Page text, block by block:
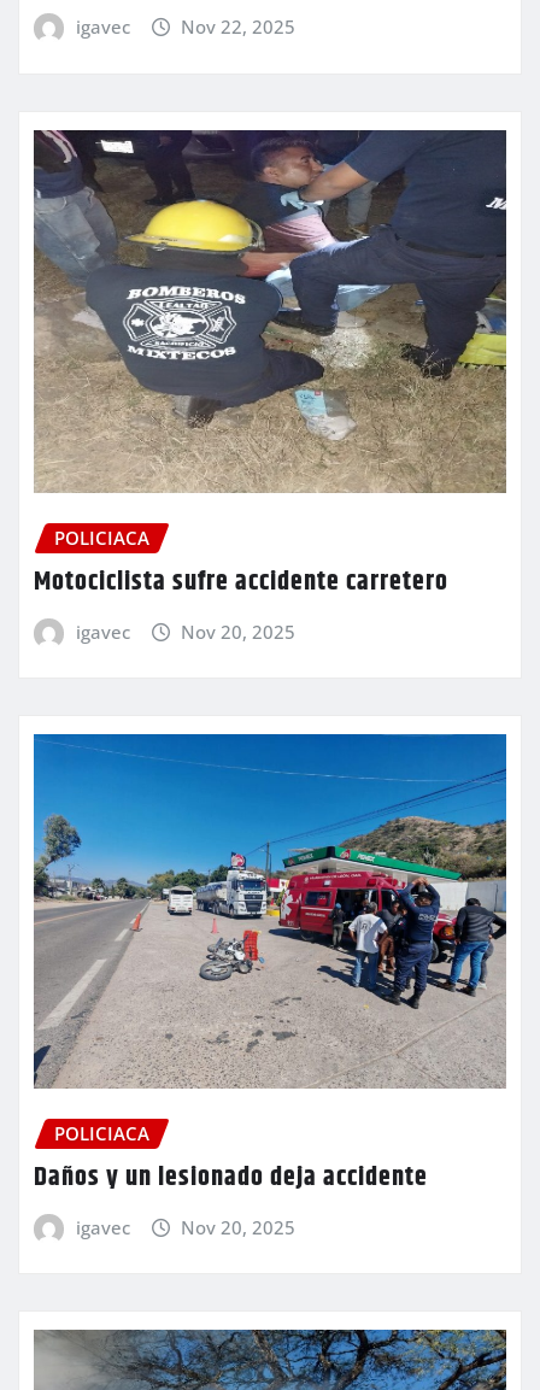
igavec Nov 22, 2025
POLICIACA
Motociclista sufre accidente carretero
igavec Nov 20, 2025
POLICIACA
Daños y un lesionado deja accidente
igavec Nov 20, 2025